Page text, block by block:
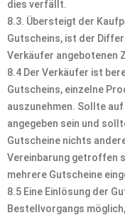
dies verfällt.
8.3. Übersteigt der
Gutscheins, ist der
Verkäufer angebotenen
8.4 Der Verkäufer ist
Gutscheins, einzelne
auszunehmen. Sollte
angegeben sein und
Gutscheine nichts
Vereinbarung getroffen
mehrere Gutscheine
8.5 Eine Einlösung der
Bestellvorgangs